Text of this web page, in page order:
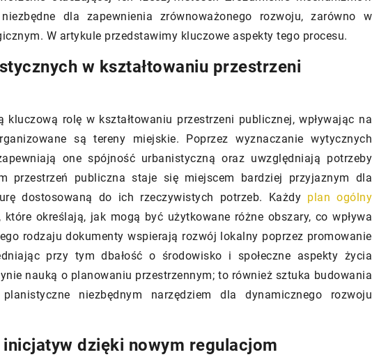
dla zapewnienia zrównoważonego rozwoju, zarówno w
W artykule przedstawimy kluczowe aspekty tego procesu.
w kształtowaniu przestrzeni
kluczową rolę w kształtowaniu przestrzeni publicznej, wpływając na
są tereny miejskie. Poprzez wyznaczanie wytycznych
one spójność urbanistyczną oraz uwzględniają potrzeby
przestrzeń publiczna staje się miejscem bardziej przyjaznym dla
dostosowaną do ich rzeczywistych potrzeb. Każdy plan ogólny
określają, jak mogą być użytkowane różne obszary, co wpływa
rodzaju dokumenty wspierają rozwój lokalny poprzez promowanie
przy tym dbałość o środowisko i społeczne aspekty życia
nauką o planowaniu przestrzennym; to również sztuka budowania
niezbędnym narzędziem dla dynamicznego rozwoju
dzięki nowym regulacjom
idealną garderobę na
twojego domu?
wybierania idealnej
materiał i projektowanie
pomóc Ci dokonać
wyboru.
Jak pompa ciepła wpływa na
i efektywność energetyczną
zużycie energii w nowoczesnych
domach. Wyjaśniamy, jak działają te
urządzenia, jakie są ich zalety oraz na
co zwrócić uwagę podczas zakupów.